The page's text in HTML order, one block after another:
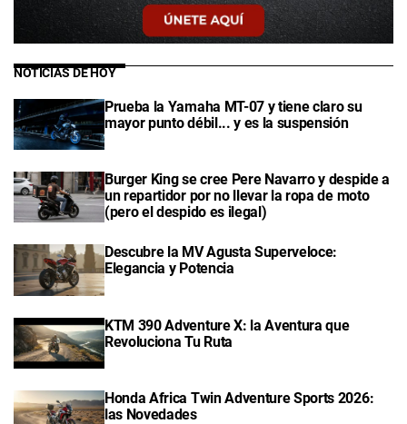
NOTICIAS DE HOY
Prueba la Yamaha MT-07 y tiene claro su
mayor punto débil... y es la suspensión
Burger King se cree Pere Navarro y despide a
un repartidor por no llevar la ropa de moto
(pero el despido es ilegal)
Descubre la MV Agusta Superveloce:
Elegancia y Potencia
KTM 390 Adventure X: la Aventura que
Revoluciona Tu Ruta
Honda Africa Twin Adventure Sports 2026:
las Novedades